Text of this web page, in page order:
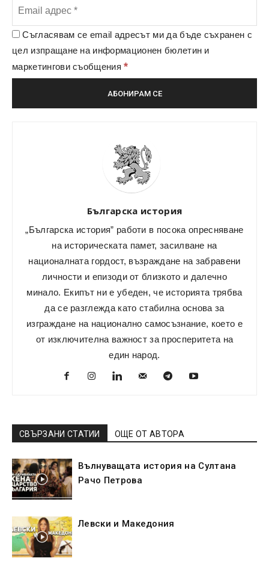
Съгласявам се email адресът ми да бъде съхранен с
цел изпращане на информационен бюлетин и
маркетингови съобщения*
Българска история
„Българска история” работи в посока опресняване
на историческата памет, засилване на
националната гордост, възраждане на забравени
личности и епизоди от близкото и далечно
минало. Екипът ни е убеден, че историята трябва
да се разглежда като стабилна основа за
изграждане на национално самосъзнание, което е
от изключителна важност за просперитета на
един народ.
СВЪРЗАНИ СТАТИИ ОЩЕ ОТ АВТОРА
Вълнуващата история на Султана
Рачо Петрова
Левски и Македония